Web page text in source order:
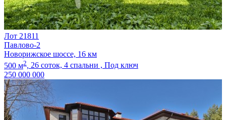
Лот 21811
Павлово-2
Новорижское шоссе, 16 км
500 м2, 26 соток, 4 спальни , Под ключ
250 000 000